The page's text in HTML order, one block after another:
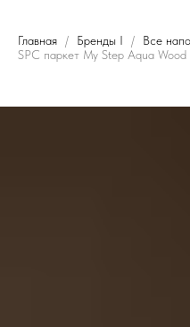
Главная Бренды I Все
SPC паркет My Step Aqua Wood